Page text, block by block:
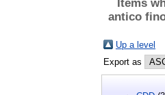
Items
antico
Up a level
Export as